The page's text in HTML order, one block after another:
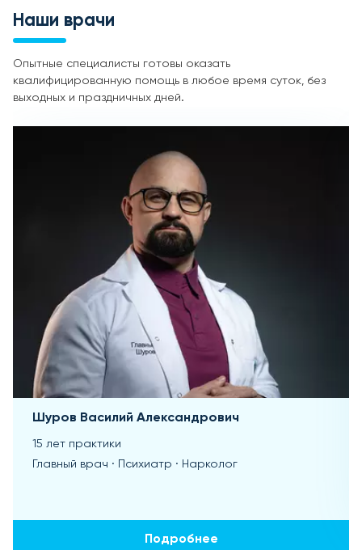
Наши врачи
Опытные специалисты готовы оказать
квалифицированную помощь в любое время суток, без
выходных и праздничных дней.
Шуров Василий Александрович
15 лет практики
Главный врач · Психиатр · Нарколог
Подробнее